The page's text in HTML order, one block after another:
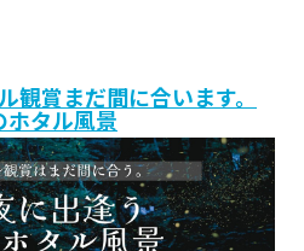
観賞まだ間に合います。
ホタル風景